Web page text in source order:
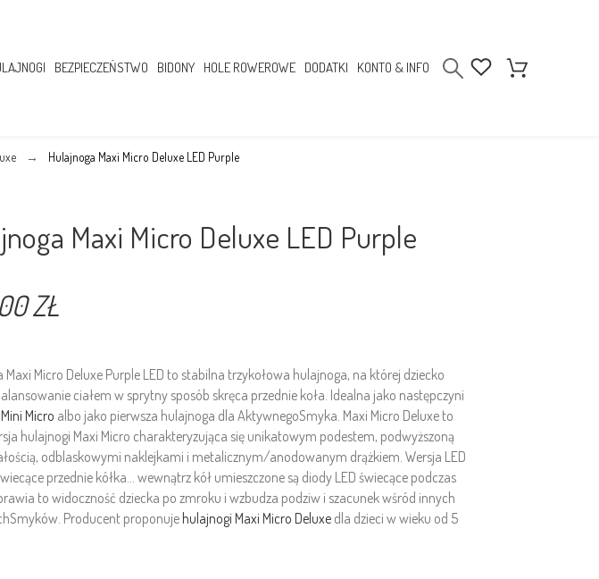
BEZPIECZEŃSTWO BIDONY HOLE ROWEROWE DODATKI KONTO & INFO
Hulajnoga Maxi Micro Deluxe LED Purple
Maxi Micro Deluxe LED Purple
ZŁ
Maxi Micro Deluxe Purple LED to stabilna trzykołowa hulajnoga, na której dziecko
ciałem w sprytny sposób skręca przednie koła. Idealna jako następczyni
Micro albo jako pierwsza hulajnoga dla AktywnegoSmyka. Maxi Micro Deluxe to
hulajnogi Maxi Micro charakteryzująca się unikatowym podestem, podwyższoną
odblaskowymi naklejkami i metalicznym/anodowanym drążkiem. Wersja LED
przednie kółka... wewnątrz kół umieszczone są diody LED świecące podczas
to widoczność dziecka po zmroku i wzbudza podziw i szacunek wśród innych
Producent proponujehulajnogi Maxi Micro Deluxedla dzieci w wieku od 5